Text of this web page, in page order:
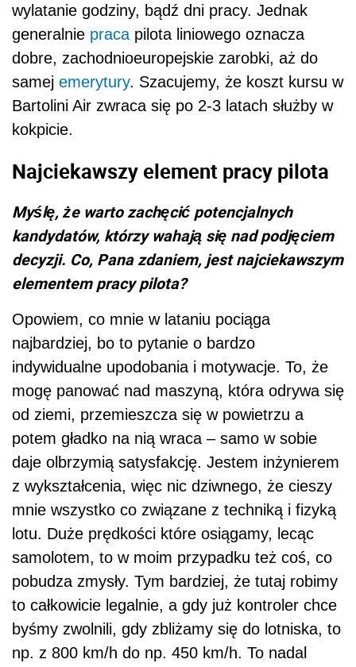
wylatanie godziny, bądź dni pracy. Jednak
generalnie praca pilota liniowego oznacza
dobre, zachodnioeuropejskie zarobki, aż do
samej emerytury. Szacujemy, że koszt kursu w
Bartolini Air zwraca się po 2-3 latach służby w
kokpicie.
Najciekawszy element pracy pilota
Myślę, że warto zachęcić potencjalnych
kandydatów, którzy wahają się nad podjęciem
decyzji. Co, Pana zdaniem, jest najciekawszym
elementem pracy pilota?
Opowiem, co mnie w lataniu pociąga
najbardziej, bo to pytanie o bardzo
indywidualne upodobania i motywacje. To, że
mogę panować nad maszyną, która odrywa się
od ziemi, przemieszcza się w powietrzu a
potem gładko na nią wraca – samo w sobie
daje olbrzymią satysfakcję. Jestem inżynierem
z wykształcenia, więc nic dziwnego, że cieszy
mnie wszystko co związane z techniką i fizyką
lotu. Duże prędkości które osiągamy, lecąc
samolotem, to w moim przypadku też coś, co
pobudza zmysły. Tym bardziej, że tutaj robimy
to całkowicie legalnie, a gdy już kontroler chce
byśmy zwolnili, gdy zbliżamy się do lotniska, to
np. z 800 km/h do np. 450 km/h. To nadal